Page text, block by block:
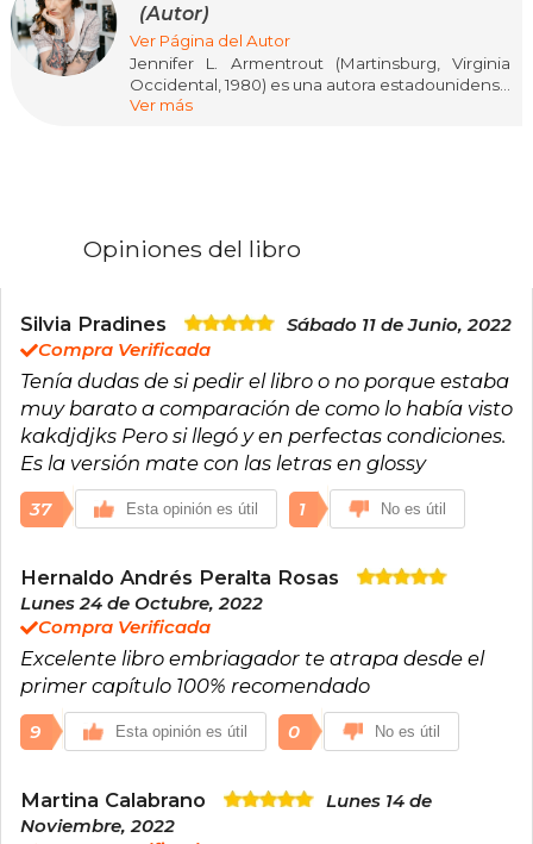
(Autor)
Ver Página del Autor
Jennifer L. Armentrout (Martinsburg, Virginia
Occidental, 1980) es una autora estadounidense
superventas, especializada en fantasía
Times.
sobrenaturales, ha explorado con éxito otros
géneros como el misterio, la ciencia ficción y la
Lynn. Entre sus obras más celebradas destacan
las sagas Elementos Oscuros, Cazadora de
Hadas y Frigid, además de novelas
autoconclusivas como Cursed o Nunca digas
siempre. Con múltiples premios y millones de
ejemplares vendidos, Armentrout sigue
dominando las listas de más vendidos con cada
publicación.
Ver más
Opiniones del libro
Silvia Pradines
Sábado 11 de Junio, 2022
Compra Verificada
Tenía dudas de si pedir el libro o no porque estaba
muy barato a comparación de como lo había visto
kakdjdjks Pero si llegó y en perfectas condiciones.
Es la versión mate con las letras en glossy
37 Esta opinión es útil 1 No es útil
Hernaldo Andrés Peralta Rosas
Lunes 24 de Octubre, 2022
Compra Verificada
Excelente libro embriagador te atrapa desde el
primer capítulo 100% recomendado
9 Esta opinión es útil 0 No es útil
Martina Calabrano
Lunes 14 de
Noviembre, 2022